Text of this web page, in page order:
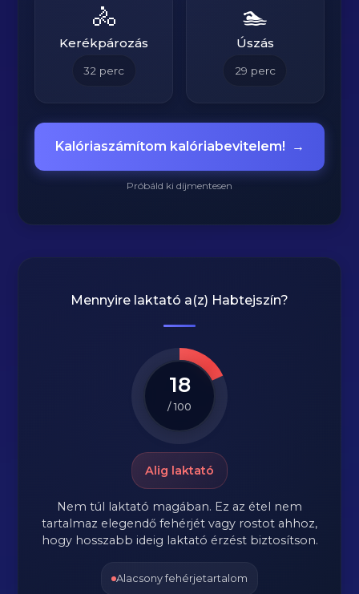
🚴
Kerékpározás
32 perc
🏊
Úszás
29 perc
Kalóriaszámítom kalóriabevitelem! →
Próbáld ki díjmentesen
Mennyire laktató a(z) Habtejszín?
18
/ 100
Alig laktató
Nem túl laktató magában. Ez az étel nem
tartalmaz elegendő fehérjét vagy rostot ahhoz,
hogy hosszabb ideig laktató érzést biztosítson.
Alacsony fehérjetartalom